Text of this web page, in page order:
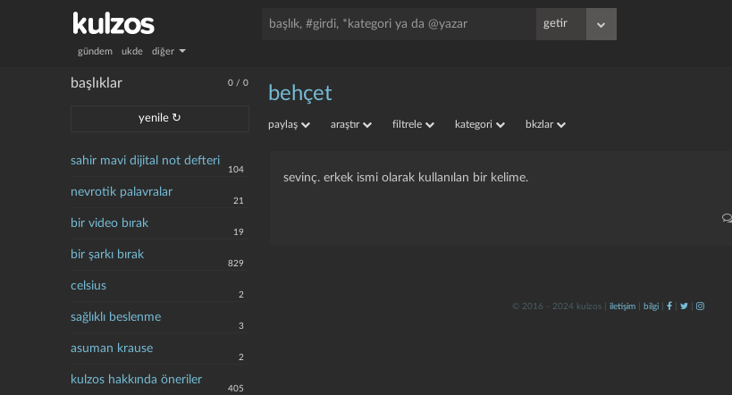
gündem ukde diğer
0 /0
başlıklar
yenile ↻
sahir mavi dijital not defteri
104
nevrotik palavralar
21
bir video bırak
19
bir şarkı bırak
829
celsius
2
sağlıklı beslenme
3
asuman krause
2
kulzos hakkında öneriler
405
behçet
paylaş araştır filtrele kategori bkzlar
sevinç. erkek ismi olarak kullanılan bir kelime.
© 2016 - 2024 kulzos | iletişim bilgi